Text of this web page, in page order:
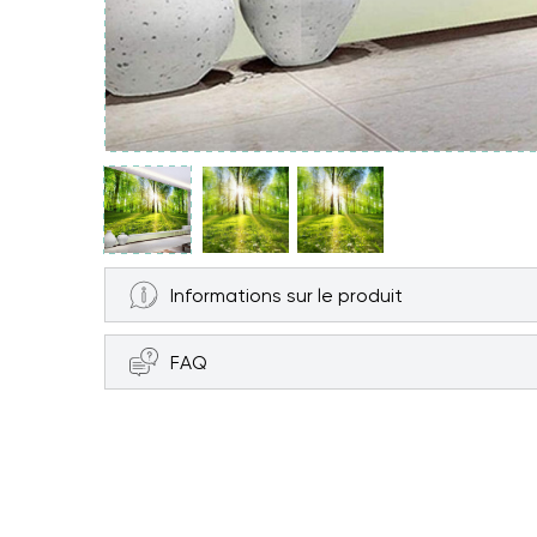
Informations sur le produit
FAQ